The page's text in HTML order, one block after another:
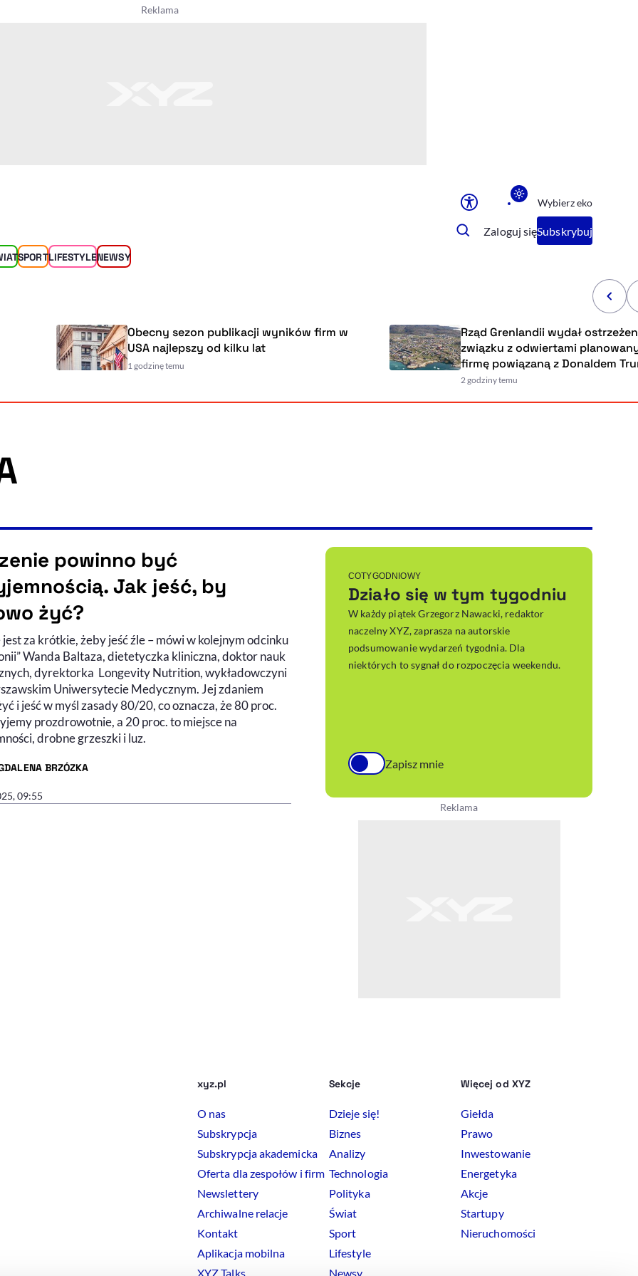
Sprawdź, jak i dlaczego zwiększamy dostępność, otwiera się w nowym
Deklaracja dostępności
, otwiera się w
Wybierz eko
Zaloguj sięSubskrybuj
SPORTLIFESTYLENEWSY
Obecny sezon publikacji wyników firm w
USA najlepszy od kilku lat
1 godzinę temu
Rząd Grenlandii wydał ostrzeżenie
związku z odwiertami planowanymi
firmę powiązaną z Donaldem
2 godziny temu
powinno być
Jak jeść, by
żyć?
do słuchania (podcast)
wideo
jest za krótkie, żeby jeść źle – mówi w kolejnym odcinku
Wanda Baltaza, dietetyczka kliniczna, doktor nauk
dyrektorka Longevity Nutrition, wykładowczyni
Uniwersytecie Medycznym. Jej zdaniem
i jeść w myśl zasady 80/20, co oznacza, że 80 proc.
prozdrowotnie, a 20 proc. to miejsce na
drobne grzeszki i luz.
BRZÓZKA
- PROFIL
09:55
xyz.pl
O nas
Subskrypcja
Subskrypcja akademicka
Oferta dla zespołów i firm
Newslettery
Archiwalne relacje
Kontakt
Aplikacja mobilna
XYZ Talks
Sekcje
Dzieje się!
Biznes
Analizy
Technologia
Polityka
Świat
Sport
Lifestyle
Newsy
Więcej od XYZ
Giełda
Prawo
Inwestowanie
Energetyka
Akcje
Startupy
Nieruchomości